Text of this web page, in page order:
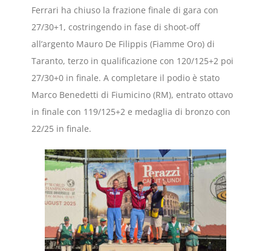
Ferrari ha chiuso la frazione finale di gara con
27/30+1, costringendo in fase di shoot-off
all’argento Mauro De Filippis (Fiamme Oro) di
Taranto, terzo in qualificazione con 120/125+2 poi
27/30+0 in finale. A completare il podio è stato
Marco Benedetti di Fiumicino (RM), entrato ottavo
in finale con 119/125+2 e medaglia di bronzo con
22/25 in finale.